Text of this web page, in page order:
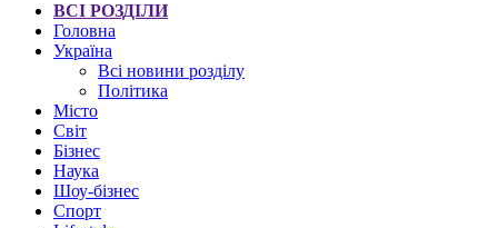
ВСІ РОЗДІЛИ
Головна
Україна
Всі новини розділу
Політика
Місто
Світ
Бізнес
Наука
Шоу-бізнес
Спорт